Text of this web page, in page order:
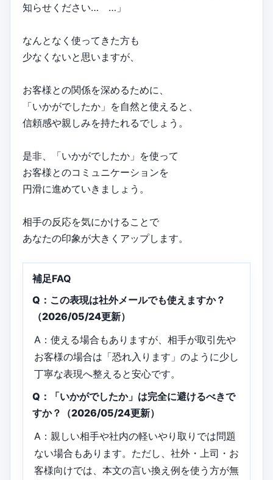
知らせください… …」
なんとなく使ってきた方も
少なくないと思いますが、
お客様との関係を深めるために、
「いかがでしたか」を自然と使えると、
信頼感や親しみを持たれるでしょう。
是非、「いかがでしたか」を使って
お客様とのコミュニケーションを
円滑に進めていきましょう。
相手の反応を気にかけることで
あなたの印象が大きくアップします。
補足FAQ
Q：この表現は社外メールでも使えますか？
（2026/05/24更新）
A：使える場合もありますが、相手が取引先や
お客様の場合は「恐れ入ります」のように少し
丁寧な表現へ整えると安心です。
Q：「いかがでしたか」は完全に避けるべきで
すか？（2026/05/24更新）
A：親しい相手や社内の軽いやり取りでは問題
ない場合もあります。ただし、社外・上司・お
客様向けでは、本文の言い換え例を使う方が無